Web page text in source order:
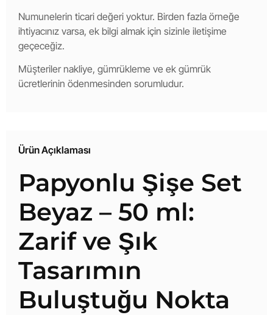
Numunelerin ticari değeri yoktur. Birden fazla örneğe
ihtiyacınız varsa, ek bilgi almak için sizinle iletişime
geçeceğiz.
Müşteriler nakliye, gümrükleme ve ek gümrük
ücretlerinin ödenmesinden sorumludur.
Ürün Açıklaması
Papyonlu Şişe Set
Beyaz – 50 ml:
Zarif ve Şık
Tasarımın
Buluştuğu Nokta